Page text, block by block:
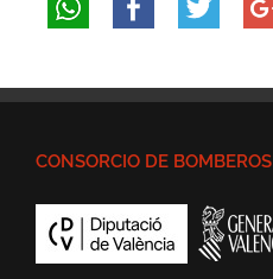
CONSORCIO DE BOMBEROS